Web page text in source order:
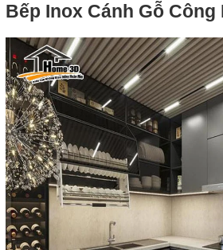
Bếp Inox Cánh Gỗ